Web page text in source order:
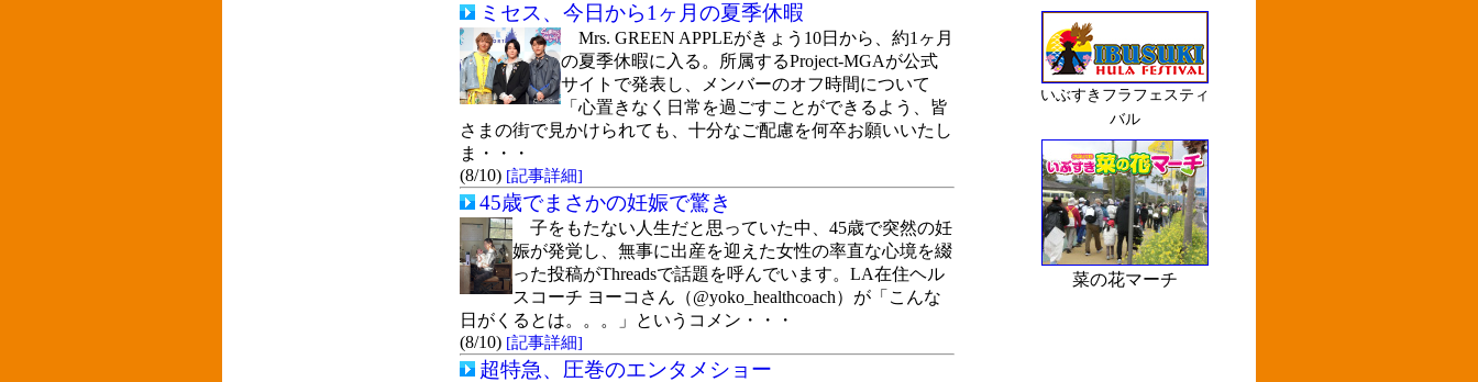
ミセス、今日から1ヶ月の夏季休暇
Mrs. GREEN APPLEがきょう10日から、約1ヶ月
の夏季休暇に入る。所属するProject-MGAが公式
サイトで発表し、メンバーのオフ時間について
「心置きなく日常を過ごすことができるよう、皆
さまの街で見かけられても、十分なご配慮を何卒お願いいたし
ま・・・
(8/10) [記事詳細]
45歳でまさかの妊娠で驚き
子をもたない人生だと思っていた中、45歳で突然の妊
娠が発覚し、無事に出産を迎えた女性の率直な心境を綴
った投稿がThreadsで話題を呼んでいます。LA在住ヘル
スコーチ ヨーコさん（@yoko_healthcoach）が「こんな
日がくるとは。。。」というコメン・・・
(8/10) [記事詳細]
超特急、圧巻のエンタメショー
いぶすきフラフェスティ
バル
菜の花マーチ